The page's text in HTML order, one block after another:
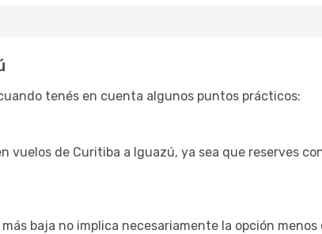
tenés en cuenta algunos puntos prácticos:
vuelos de Curitiba a Iguazú, ya sea que reserves
baja no implica necesariamente la opción